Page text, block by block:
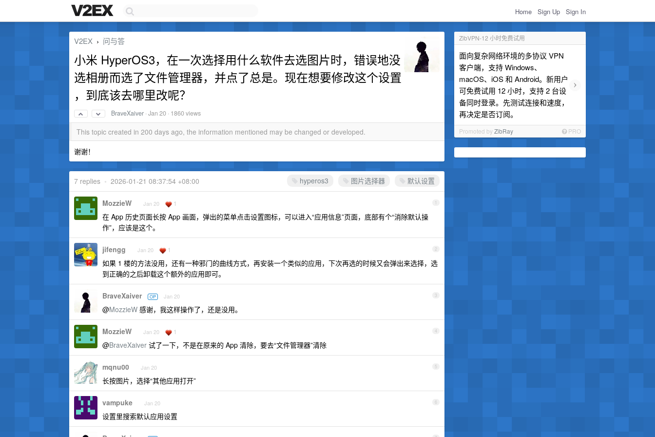
Home Sign Up Sign In
ZibVPN-12 小时免费试用
面向复杂网络环境的多协议 VPN
客户端，支持 Windows、
macOS、iOS 和 Android。新用户
可免费试用 12 小时，支持 2 台设
备同时登录。先测试连接和速度，
再决定是否订阅。
›
Promoted byZibRay PRO
V2EX › 问与答
小米 HyperOS3，在一次选择用什么软件去选图片时，错误地没
选相册而选了文件管理器，并点了总是。现在想要修改这个设置
，到底该去哪里改呢？
BraveXaiver ·Jan 20 · 1860 views
This topic created in 200 days ago, the information mentioned may be changed or developed.
谢谢！
hyperos3 图片选择器 默认设置
7 replies • 2026-01-21 08:37:54 +08:00
1
MozzieW Jan 20 1
在 App 历史页面长按 App 画面，弹出的菜单点击设置图标，可以进入“应用信息”页面，底部有个“消除默认操
作”，应该是这个。
2
jifengg Jan 20 1
如果 1 楼的方法没用，还有一种邪门的曲线方式，再安装一个类似的应用，下次再选的时候又会弹出来选择，选
到正确的之后卸载这个额外的应用即可。
3
BraveXaiver OP Jan 20
@MozzieW 感谢，我这样操作了，还是没用。
4
MozzieW Jan 20 1
@BraveXaiver 试了一下，不是在原来的 App 清除，要去“文件管理器”清除
5
mqnu00 Jan 20
长按图片，选择“其他应用打开”
6
vampuke Jan 20
设置里搜索默认应用设置